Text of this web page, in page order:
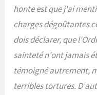
honte est que j'ai
charges dégoûtantes
dois déclarer, que
sainteté n'ont jamais
témoigné autrement,
terribles tortures.